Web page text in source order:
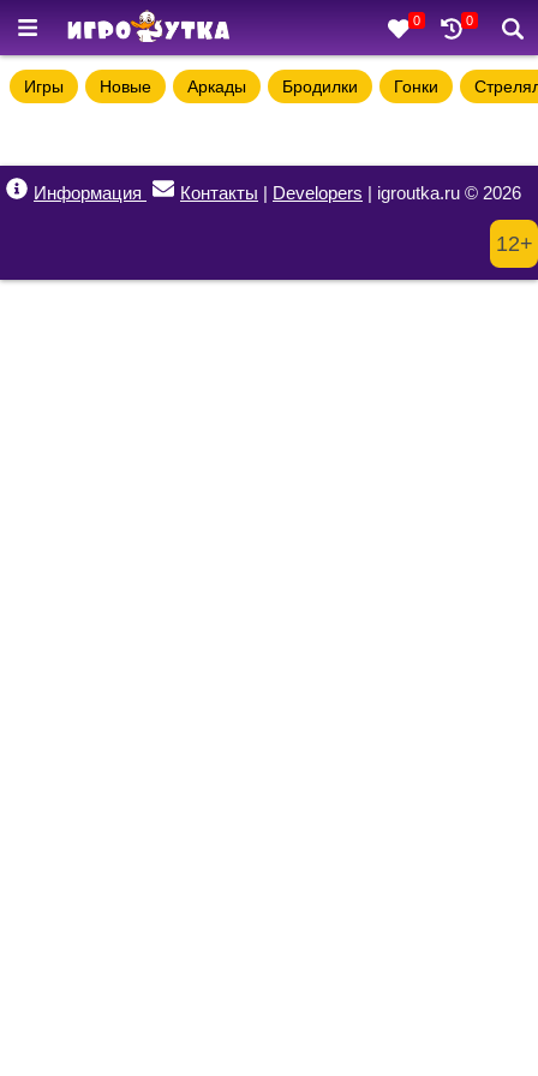
0 0
Игры Новые Аркады Бродилки Гонки
Информация Контакты | Developers | igroutka.ru © 2026
12+